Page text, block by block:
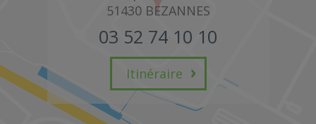
51430 BEZANNES
03 52 74 10 10
Itinéraire